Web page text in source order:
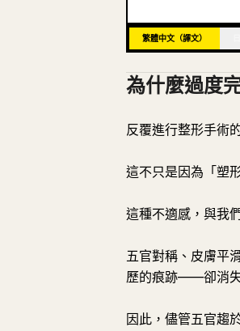
繁體中文（譯文）
為什麼過度
反覆進行整形手術
這不只是因為「塑
這種不適感，與我
五官對稱、皮膚平
歷的痕跡——卻消
因此，儘管五官趨